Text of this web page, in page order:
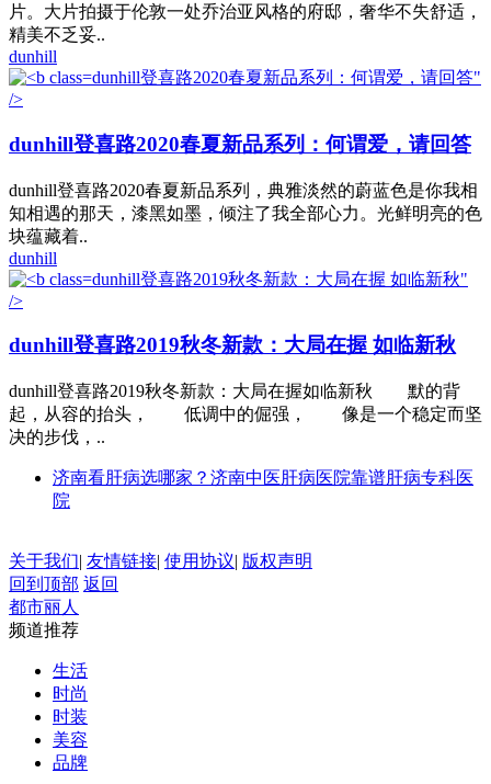
片。大片拍摄于伦敦一处乔治亚风格的府邸，奢华不失舒适，
精美不乏妥..
dunhill
dunhill登喜路2020春夏新品系列：何谓爱，请回答"
/>
dunhill登喜路2020春夏新品系列：何谓爱，请回答
dunhill登喜路2020春夏新品系列，典雅淡然的蔚蓝色是你我相
知相遇的那天，漆黑如墨，倾注了我全部心力。光鲜明亮的色
块蕴藏着..
dunhill
dunhill登喜路2019秋冬新款：大局在握 如临新秋"
/>
dunhill登喜路2019秋冬新款：大局在握 如临新秋
dunhill登喜路2019秋冬新款：大局在握如临新秋 默的背
起，从容的抬头， 低调中的倔强， 像是一个稳定而坚
决的步伐，..
济南看肝病选哪家？济南中医肝病医院靠谱肝病专科医
院
关于我们| 友情链接| 使用协议| 版权声明
回到顶部 返回
都市丽人
频道推荐
生活
时尚
时装
美容
品牌